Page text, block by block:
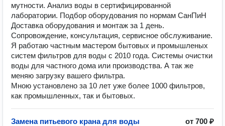
мутности. Анализ воды в сертифицированной
лаборатории. Подбор оборудования по нормам СанПиН
Доставка оборудования и монтаж за 1 день.
Сопровождение, консультация, сервисное обслуживание.
Я работаю частным мастером бытовых и промышленых
систем фильтров для воды с 2010 года. Системы очистки
воды для частного дома или производства. А так же
меняю загрузку вашего фильтра.
Мною установлено за 10 лет уже более 1000 фильтров,
как промышленных, так и бытовых.
Замена питьевого крана для воды
от 700 ₽